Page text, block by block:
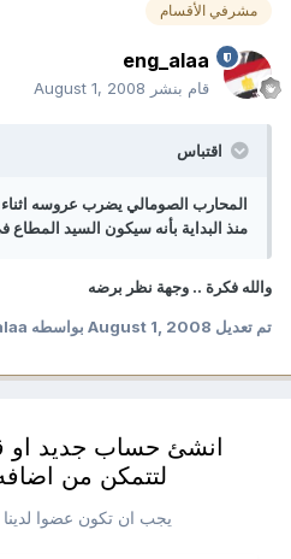
مشرفي الأقسام
eng_alaa
قام بنشر August 1, 2008
اقتباس
المحارب الصومالي يضرب عروسه اثناء
منذ البداية بأنه سيكون السيد المطاع
والله فكرة .. وجهة نظر برضه
تم تعديلAugust 1, 2008بواسطه eng_alaa
انشئ حساب جديد او
لتتمكن من
يجب ان تكون عضوا لدينا